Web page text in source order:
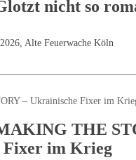
nicht so
Alte Feuerwache Köln
THE
Fixer im Krieg